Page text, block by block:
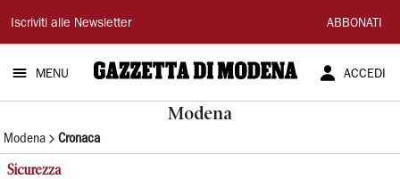
Gazzetta
di
Modena
Iscriviti alle Newsletter ABBONATI
MENU ACCEDI
Modena
Modena Cronaca
Sicurezza